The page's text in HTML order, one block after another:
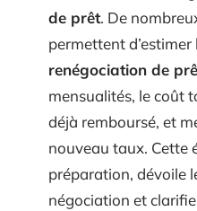
de prêt. De
permettent d’estimer
renégociation de
mensualités, le coût
déjà remboursé, et
nouveau taux. Cette
préparation, dévoile
négociation et